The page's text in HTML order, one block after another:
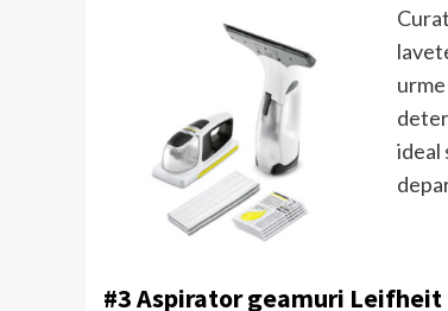
ideal
#3 Aspirator geamuri Leifheit